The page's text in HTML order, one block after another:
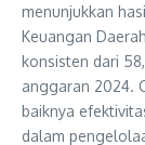
menunjukkan
Keuangan
konsisten dari
anggaran 2024.
baiknya
dalam